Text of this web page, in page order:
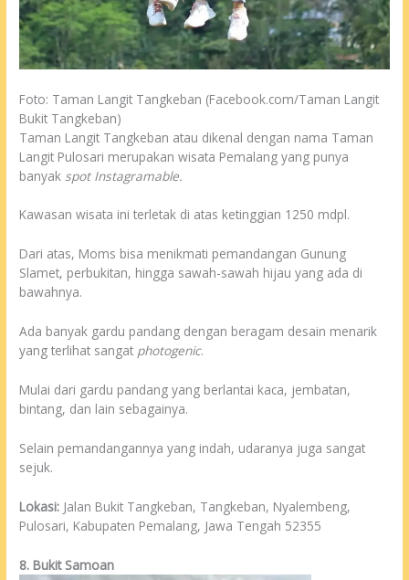
Foto: Taman Langit Tangkeban (Facebook.com/Taman Langit
Bukit Tangkeban)
Taman Langit Tangkeban atau dikenal dengan nama Taman
Langit Pulosari merupakan wisata Pemalang yang punya
banyak spot Instagramable.
Kawasan wisata ini terletak di atas ketinggian 1250 mdpl.
Dari atas, Moms bisa menikmati pemandangan Gunung
Slamet, perbukitan, hingga sawah-sawah hijau yang ada di
bawahnya.
Ada banyak gardu pandang dengan beragam desain menarik
yang terlihat sangat photogenic.
Mulai dari gardu pandang yang berlantai kaca, jembatan,
bintang, dan lain sebagainya.
Selain pemandangannya yang indah, udaranya juga sangat
sejuk.
Lokasi: Jalan Bukit Tangkeban, Tangkeban, Nyalembeng,
Pulosari, Kabupaten Pemalang, Jawa Tengah 52355
8. Bukit Samoan